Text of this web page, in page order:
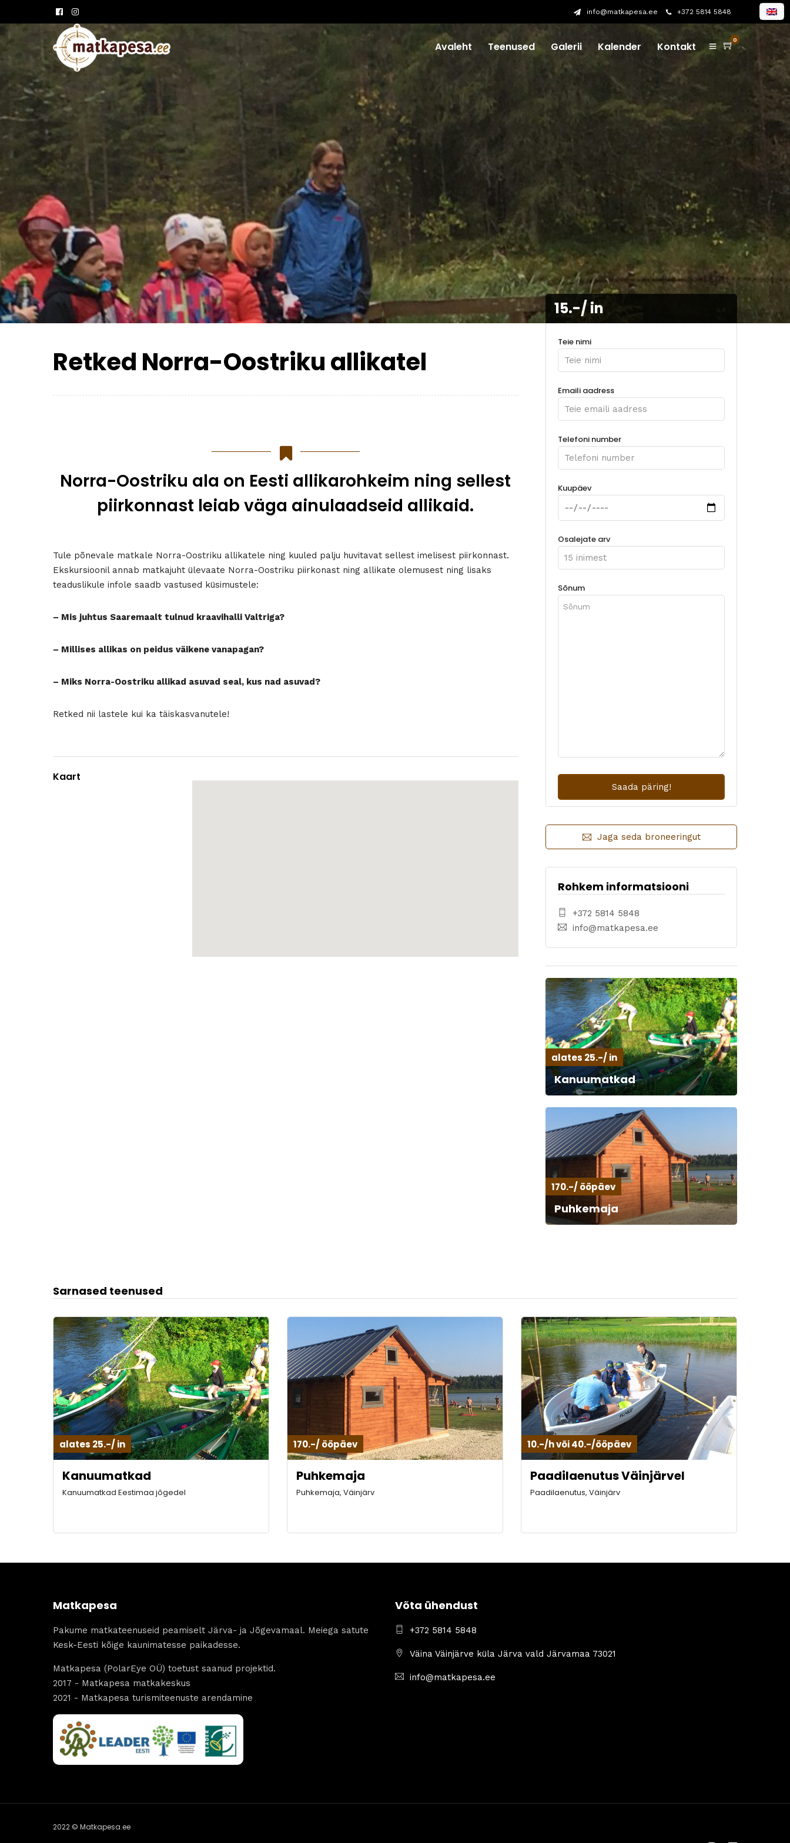
info@matkapesa.ee +372 5814 5848
Avaleht Teenused Galerii Kalender Kontakt
0
15.-/ in
Teie nimi
Emaili aadress
Telefoni number
Kuupäev
Osalejate arv
Sõnum
Jaga seda broneeringut
Rohkem informatsiooni
+372 5814 5848
info@matkapesa.ee
alates 25.-/ in
Kanuumatkad
170.-/ ööpäev
Puhkemaja
Retked Norra-Oostriku allikatel
Norra-Oostriku ala on Eesti allikarohkeim ning sellest
piirkonnast leiab väga ainulaadseid allikaid.
Tule põnevale matkale Norra-Oostriku allikatele ning kuuled palju huvitavat sellest imelisest piirkonnast.
Ekskursioonil annab matkajuht ülevaate Norra-Oostriku piirkonast ning allikate olemusest ning lisaks
teaduslikule infole saadb vastused küsimustele:
– Mis juhtus Saaremaalt tulnud kraavihalli Valtriga?
– Millises allikas on peidus väikene vanapagan?
– Miks Norra-Oostriku allikad asuvad seal, kus nad asuvad?
Retked nii lastele kui ka täiskasvanutele!
Kaart
Sarnased teenused
alates 25.-/ in
Kanuumatkad
Kanuumatkad Eestimaa jõgedel
170.-/ ööpäev
Puhkemaja
Puhkemaja, Väinjärv
10.-/h või 40.-/ööpäev
Paadilaenutus Väinjärvel
Paadilaenutus, Väinjärv
Matkapesa
Pakume matkateenuseid peamiselt Järva- ja Jõgevamaal. Meiega satute
Kesk-Eesti kõige kaunimatesse paikadesse.
Matkapesa (PolarEye OÜ) toetust saanud projektid.
2017 - Matkapesa matkakeskus
2021 - Matkapesa turismiteenuste arendamine
Võta ühendust
+372 5814 5848
Väina Väinjärve küla Järva vald Järvamaa 73021
info@matkapesa.ee
2022 © Matkapesa.ee